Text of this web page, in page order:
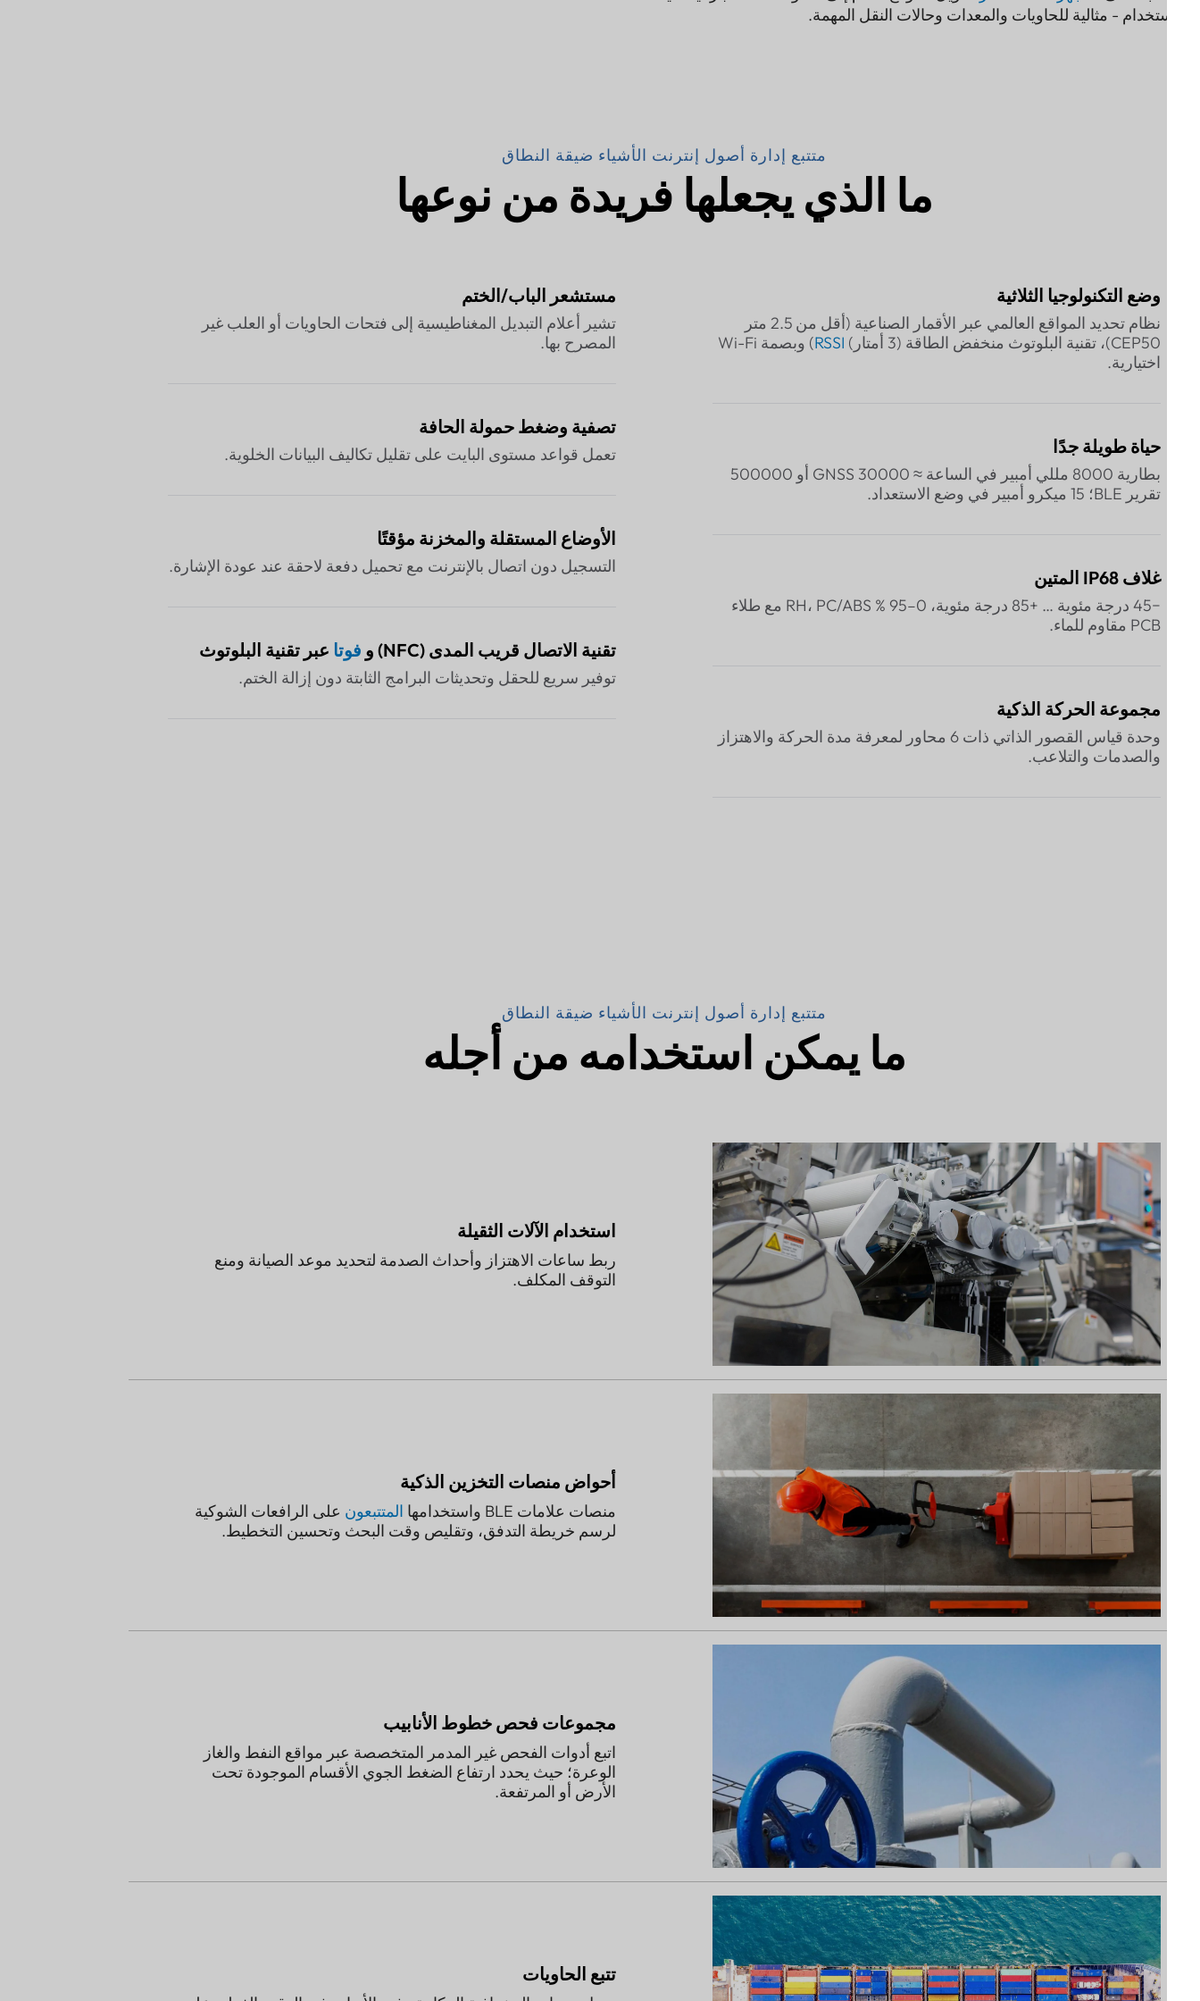
- مثالية للحاويات والمعدات وحالات النقل المهمة.
متتبع إدارة أصول إنترنت الأشياء ضيقة النطاق
ما الذي يجعلها فريدة من نوعها
وضع التكنولوجيا الثلاثية
نظام تحديد المواقع العالمي عبر الأقمار الصناعية (أقل من 2.5 متر
CEP50)، تقنية البلوتوث منخفض الطاقة (3 أمتار)
RSSI
) وبصمة Wi-Fi
اختيارية.
حياة طويلة جدًا
بطارية 8000 مللي أمبير في الساعة ≈ 30000 GNSS أو 500000
تقرير BLE؛ 15 ميكرو أمبير في وضع الاستعداد.
غلاف IP68 المتين
−45 درجة مئوية … +85 درجة مئوية، 0–95 % RH، PC/ABS مع طلاء
مجموعة الحركة الذكية
وحدة قياس القصور الذاتي ذات 6 محاور لمعرفة مدة الحركة والاهتزاز
والصدمات والتلاعب.
مستشعر الباب/الختم
تشير أعلام التبديل المغناطيسية إلى فتحات الحاويات أو العلب غير
المصرح بها.
تصفية وضغط حمولة الحافة
تعمل قواعد مستوى البايت على تقليل تكاليف البيانات الخلوية.
الأوضاع المستقلة والمخزنة مؤقتًا
التسجيل دون اتصال بالإنترنت مع تحميل دفعة لاحقة عند عودة الإشارة.
تقنية الاتصال قريب المدى (NFC) و فوتا عبر تقنية البلوتوث
توفير سريع للحقل وتحديثات البرامج الثابتة دون إزالة الختم.
متتبع إدارة أصول إنترنت الأشياء ضيقة النطاق
ما يمكن استخدامه من أجله
استخدام الآلات الثقيلة
ربط ساعات الاهتزاز وأحداث الصدمة لتحديد موعد الصيانة ومنع
التوقف المكلف.
أحواض منصات التخزين الذكية
منصات علامات BLE واستخدامها المتتبعونعلى الرافعات الشوكية
لرسم خريطة التدفق، وتقليص وقت البحث وتحسين التخطيط.
مجموعات فحص خطوط الأنابيب
اتبع أدوات الفحص غير المدمر المتخصصة عبر مواقع النفط والغاز
الوعرة؛ حيث يحدد ارتفاع الضغط الجوي الأقسام الموجودة تحت
الأرض أو المرتفعة.
تتبع الحاويات